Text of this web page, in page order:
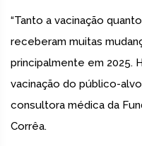
“Tanto a vacinação
receberam muitas
principalmente em 2025.
vacinação do público-
consultora médica da
Corrêa.